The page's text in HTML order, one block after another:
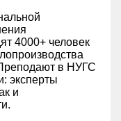
4000+ человек
в НУГС
эксперты
и